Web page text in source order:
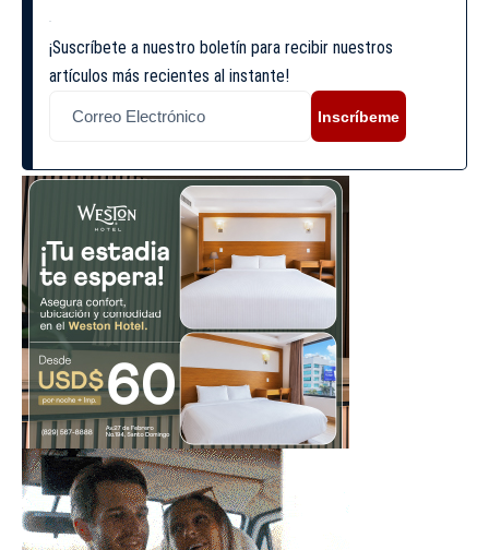
¡Suscríbete a nuestro boletín para recibir nuestros
artículos más recientes al instante!
Inscríbeme